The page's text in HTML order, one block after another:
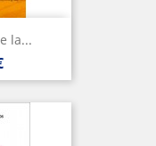
la...